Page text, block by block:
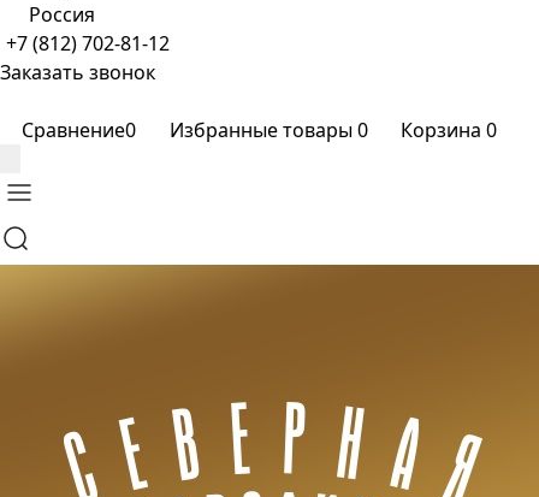
Россия
+7 (812) 702-81-12
Заказать звонок
Сравнение0 Избранные товары0 Корзина 0